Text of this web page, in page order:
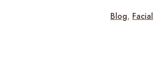
Blog, Facial